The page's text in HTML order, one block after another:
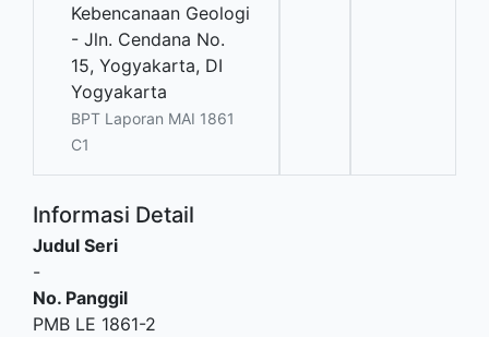
Kebencanaan Geologi
- Jln. Cendana No.
15, Yogyakarta, DI
Yogyakarta
BPT Laporan MAI 1861
C1
Informasi Detail
Judul Seri
-
No. Panggil
PMB LE 1861-2